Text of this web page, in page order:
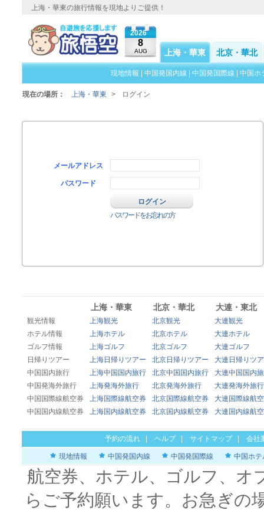
上海・華東の旅行情報を現地よりご提供！
2026
8
AUG 上海・華東 北京・華北
現地情報 中国発国内線 中国発国際線 中国ホ
現在の場所： 上海・華東 > ログイン
メールアドレス
パスワード
パスワードをお忘れの方
上海・華東 北京・華北 大連・東北
観光情報 上海観光 北京観光
大連観光
ホテル情報
上海ホテル 北京ホテル
大連ホテル
ゴルフ情報
上海ゴルフ 北京ゴルフ
大連ゴルフ
日帰りツアー
上海日帰りツアー 北京日帰りツアー
大連日帰りツ
中国国内旅行
上海中国国内旅行 北京中国国内旅行
大連中国国内
中国発海外旅行
上海発海外旅行 北京発海外旅行
大連発海外旅行
中国国際線航空券
上海国際線航空券 北京国際線航空券
大連国際線航
中国国内線航空券
上海国内線航空券 北京国内線航空券 大連国内線航
予約の流れ ヘルプ| サイトマップ| 会社
現地情報 中国発国内線 中国発国際線 中国ホテ
航空券、ホテル、ゴルフ、オ
らご予約願います。お急ぎの